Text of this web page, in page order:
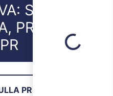
SICUREZZA
PRIVACY E
PRIVACY (GDPR)
Loading...